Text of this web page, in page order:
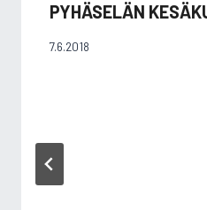
PYHÄSELÄN
7.6.2018